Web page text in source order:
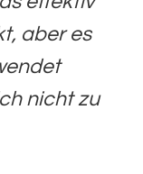
aber es
nicht zu